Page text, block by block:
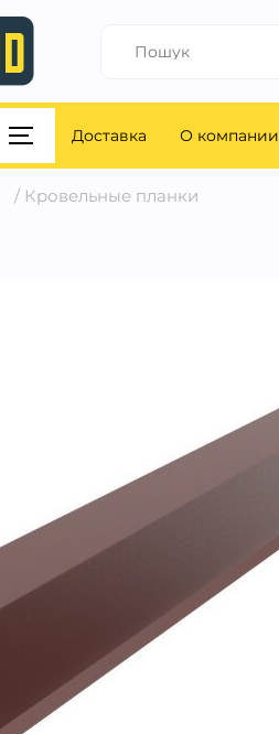
Доставка О компании
/ Кровельные планки